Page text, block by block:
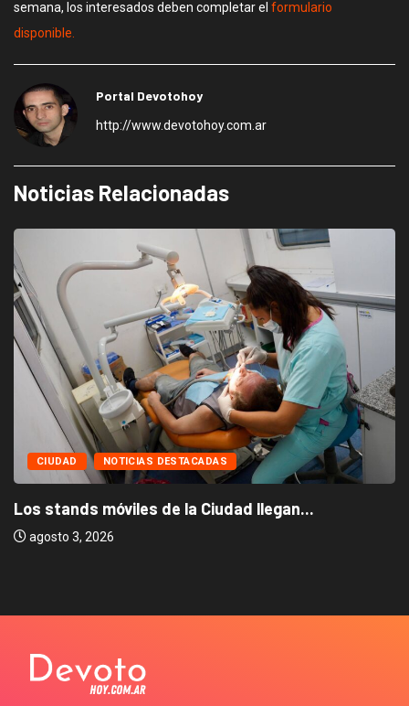
semana, los interesados deben completar el formulario
disponible.
Portal Devotohoy
http://www.devotohoy.com.ar
Noticias Relacionadas
CIUDAD NOTICIAS DESTACADAS
Los stands móviles de la Ciudad llegan...
agosto 3, 2026